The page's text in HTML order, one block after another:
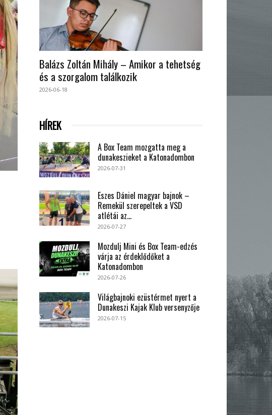
Balázs Zoltán Mihály – Amikor a tehetség
és a szorgalom találkozik
2026-06-18
HÍREK
A Box Team mozgatta meg a
dunakeszieket a Katonadombon
2026-07-31
Eszes Dániel magyar bajnok –
Remekül szerepeltek a VSD
atlétái az...
2026-07-27
Mozdulj Mini és Box Team-edzés
várja az érdeklődőket a
Katonadombon
2026-07-26
Világbajnoki ezüstérmet nyert a
Dunakeszi Kajak Klub versenyzője
2026-07-15